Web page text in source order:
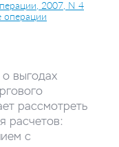
2007, N 4
операции
выгодах
рассмотреть
расчетов:
с